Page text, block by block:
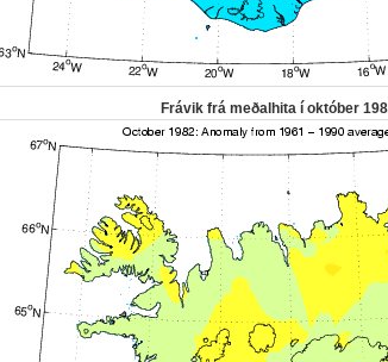
Frávik frá meðalhita í október